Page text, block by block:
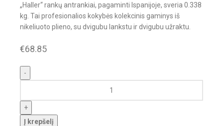
„Haller“ rankų antrankiai, pagaminti Ispanijoje, sveria 0.338
kg. Tai profesionalios kokybės kolekcinis gaminys iš
nikeliuoto plieno, su dvigubu lankstu ir dvigubu užraktu.
€68.85
Į krepšelį